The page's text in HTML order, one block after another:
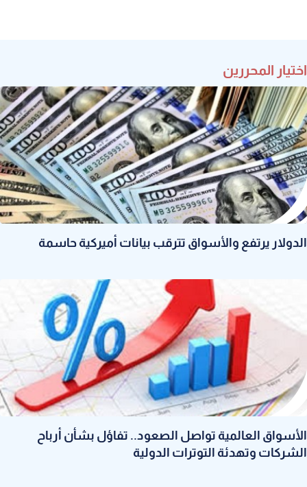
اختيار المحررين
الدولار يرتفع والأسواق تترقب بيانات أميركية حاسمة
الأسواق العالمية تواصل الصعود.. تفاؤل بشأن أرباح
الشركات وتهدئة التوترات الدولية